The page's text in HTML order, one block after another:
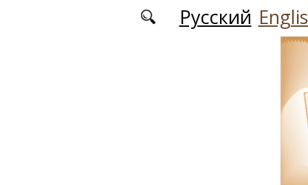
Перейти к основному содержаниюРусский